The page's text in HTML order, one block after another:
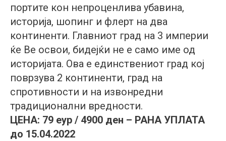
портите кон непроценлива убавина,
историја, шопинг и флерт на два
континенти. Главниот град на 3 империи
ќе Ве освои, бидејќи не е само име од
историјата. Ова е единствениот град кој
поврзува 2 континенти, град на
спротивности и на извонредни
традиционални вредности.
ЦЕНА: 79 еур / 4900 ден – РАНА УПЛАТА
до 15.04.2022